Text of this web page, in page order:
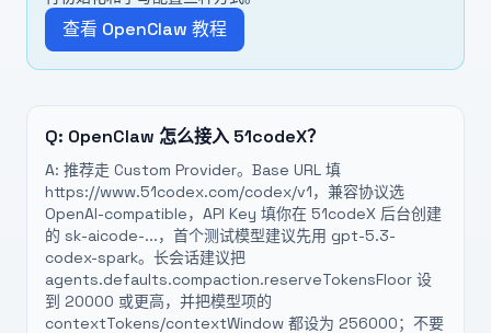
查看 OpenClaw 教程
Q: OpenClaw 怎么接入 51codeX？
A: 推荐走 Custom Provider。Base URL 填
https://www.51codex.com/codex/v1，兼容协议选
OpenAI-compatible，API Key 填你在 51codeX 后台创建
的 sk-aicode-...，首个测试模型建议先用 gpt-5.3-
codex-spark。长会话建议把
agents.defaults.compaction.reserveTokensFloor 设
到 20000 或更高，并把模型项的
contextTokens/contextWindow 都设为 256000；不要